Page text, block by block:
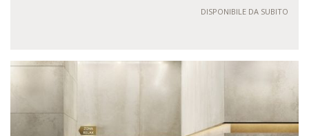
DISPONIBILE DA SUBITO